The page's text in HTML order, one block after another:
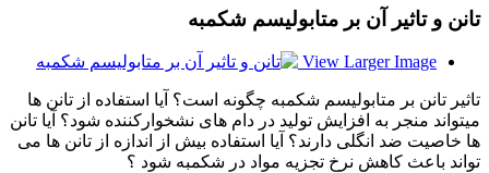
تانن و تاثیر آن بر متابولیسم شکمبه
View Larger Image
تاثیر تانن بر متابولیسم شکمبه چگونه است؟ آیا استفاده از تانن ها
میتواند منجر به افزایش تولید در دام های نشخوارکننده شود؟ آیا تانن
ها خاصیت ضد انگلی دارند؟ آیا استفاده بیش از اندازه از تانن ها می
تواند باعث کاهش نرخ تجزیه مواد در شکمبه شود ؟